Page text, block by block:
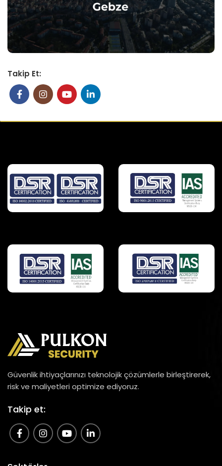
Takip Et:
Güvenlik ihtiyaçlarınızı teknolojik çözümlerle birleştirerek,
risk ve maliyetleri optimize ediyoruz.
Takip et: